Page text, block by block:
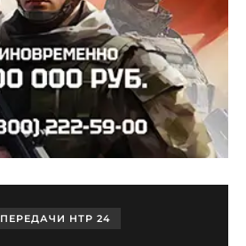
ПЕРЕДАЧИ НТР 24